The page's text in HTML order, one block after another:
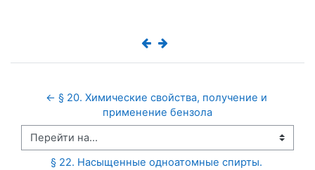
← § 20. Химические свойства, получение и
применение бензола
Перейти на...
§ 22. Насыщенные одноатомные спирты.